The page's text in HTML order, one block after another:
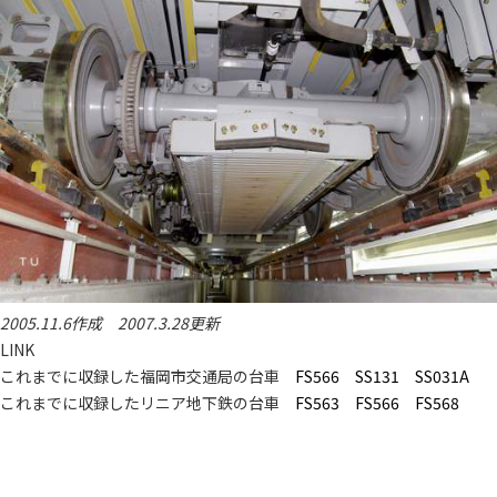
2005.11.6作成 2007.3.28更新
LINK
これまでに収録した福岡市交通局の台車 FS566 SS131
SS031A
これまでに収録したリニア地下鉄の台車 FS563 FS566 FS568